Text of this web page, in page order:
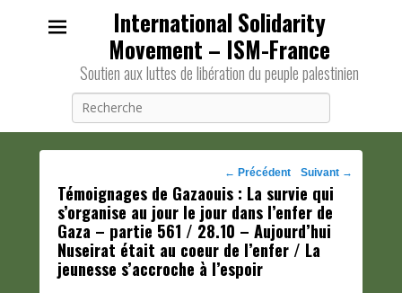
International Solidarity
Movement – ISM-France
Soutien aux luttes de libération du peuple palestinien
Navigation
des
posts
← Précédent Suivant →
Témoignages de Gazaouis : La survie qui
s’organise au jour le jour dans l’enfer de
Gaza – partie 561 / 28.10 – Aujourd’hui
Nuseirat était au coeur de l’enfer / La
jeunesse s’accroche à l’espoir